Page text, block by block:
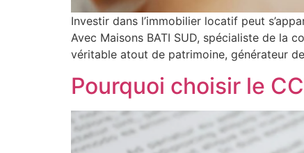
Investir dans l’immobilier locatif peut
Avec Maisons BATI SUD, spécialiste de la
véritable atout de patrimoine, générateur
Pourquoi choisir le